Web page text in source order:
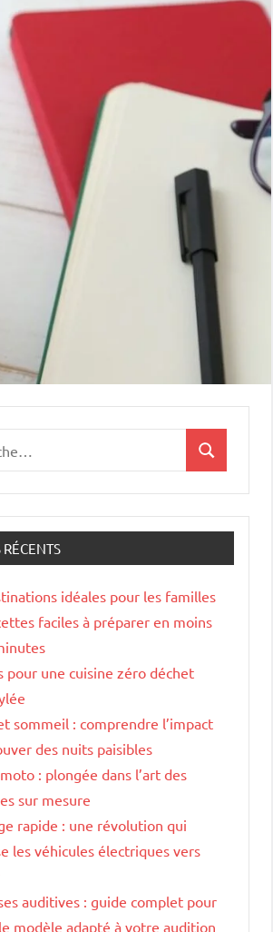
Recherche
idéales pour les familles
faciles à préparer en moins
pour une cuisine zéro déchet
sommeil : comprendre l’impact
des nuits paisibles
: plongée dans l’art des
sur mesure
rapide : une révolution qui
les véhicules électriques vers
auditives : guide complet pour
modèle adapté à votre audition